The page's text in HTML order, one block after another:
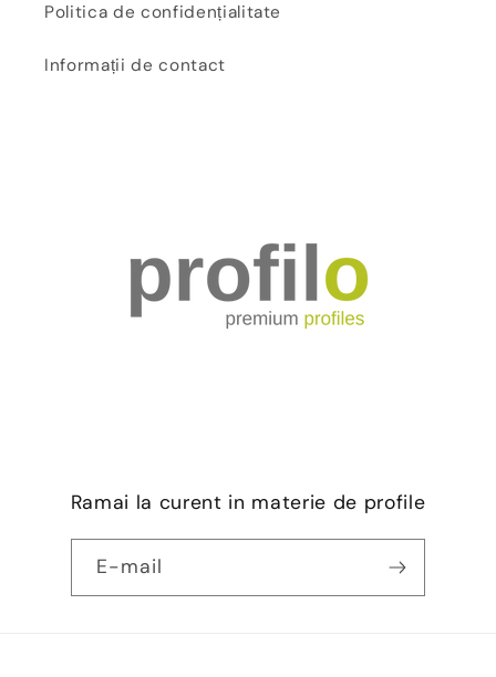
Politica de confidențialitate
Informații de contact
Ramai la curent in materie de profile
E-mail